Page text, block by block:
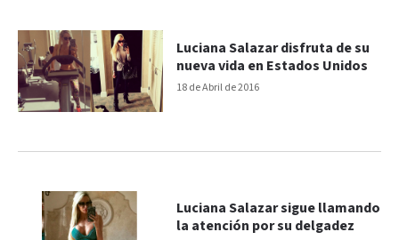
18 de Abril de 2016
Luciana Salazar disfruta de su
nueva vida en Estados Unidos
Luciana Salazar sigue llamando
la atención por su delgadez